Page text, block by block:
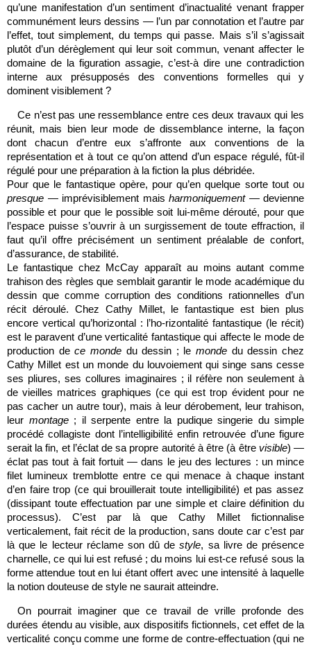
qu’une manifestation d’un sentiment d’inactualité venant frapper
communément leurs dessins — l’un par connotation et l’autre par
l’effet, tout simplement, du temps qui passe. Mais s’il s’agissait
plutôt d’un dérèglement qui leur soit commun, venant affecter le
domaine de la figuration assagie, c’est-à dire une contradiction
interne aux présupposés des conventions formelles qui y
dominent visiblement ?
Ce n’est pas une ressemblance entre ces deux travaux qui les
réunit, mais bien leur mode de dissemblance interne, la façon
dont chacun d’entre eux s’affronte aux conventions de la
représentation et à tout ce qu’on attend d’un espace régulé, fût-il
régulé pour une préparation à la fiction la plus débridée.
Pour que le fantastique opère, pour qu’en quelque sorte tout ou
presque — imprévisiblement mais harmoniquement— devienne
possible et pour que le possible soit lui-même dérouté, pour que
l’espace puisse s’ouvrir à un surgissement de toute effraction, il
faut qu’il offre précisément un sentiment préalable de confort,
d’assurance, de stabilité.
Le fantastique chez McCay apparaît au moins autant comme
trahison des règles que semblait garantir le mode académique du
dessin que comme corruption des conditions rationnelles d’un
récit déroulé. Chez Cathy Millet, le fantastique est bien plus
encore vertical qu’horizontal : l’ho-rizontalité fantastique (le récit)
est le paravent d’une verticalité fantastique qui affecte le mode de
production dece mondedu dessin ; lemonde du dessin chez
Cathy Millet est un monde du louvoiement qui singe sans cesse
ses pliures, ses collures imaginaires ; il réfère non seulement à
de vieilles matrices graphiques (ce qui est trop évident pour ne
pas cacher un autre tour), mais à leur dérobement, leur trahison,
leur montage; il serpente entre la pudique singerie du simple
procédé collagiste dont l’intelligibilité enfin retrouvée d’une figure
serait la fin, et l’éclat de sa propre autorité à être (à être visible) —
éclat pas tout à fait fortuit — dans le jeu des lectures : un mince
filet lumineux tremblotte entre ce qui menace à chaque instant
d’en faire trop (ce qui brouillerait toute intelligibilité) et pas assez
(dissipant toute effectuation par une simple et claire définition du
processus). C’est par là que Cathy Millet fictionnalise
verticalement, fait récit de la production, sans doute car c’est par
là que le lecteur réclame son dû destyle, sa livre de présence
charnelle, ce qui lui est refusé ; du moins lui est-ce refusé sous la
forme attendue tout en lui étant offert avec une intensité à laquelle
la notion douteuse de style ne saurait atteindre.
On pourrait imaginer que ce travail de vrille profonde des
durées étendu au visible, aux dispositifs fictionnels, cet effet de la
verticalité conçu comme une forme de contre-effectuation (qui ne